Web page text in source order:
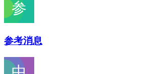
参考消息